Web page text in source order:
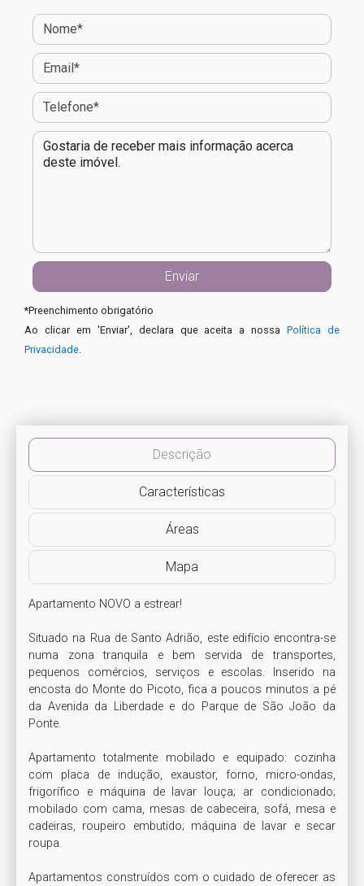
*Preenchimento obrigatório
Ao clicar em 'Enviar', declara que aceita a nossaPolítica de
Privacidade
Descrição
Características
Áreas
Mapa
Apartamento NOVO a estrear!
Situado na Rua de Santo Adrião, este edifício encontra-se
numa zona tranquila e bem servida de transportes,
pequenos comércios, serviços e escolas. Inserido na
encosta do Monte do Picoto, fica a poucos minutos a pé
da Avenida da Liberdade e do Parque de São João da
Ponte.
Apartamento totalmente mobilado e equipado: cozinha
com placa de indução, exaustor, forno, micro-ondas,
frigorífico e máquina de lavar louça; ar condicionado;
mobilado com cama, mesas de cabeceira, sofá, mesa e
cadeiras, roupeiro embutido; máquina de lavar e secar
roupa.
Apartamentos construídos com o cuidado de oferecer as